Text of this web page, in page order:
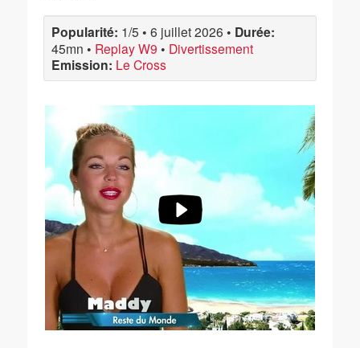
Popularité: 1/5 • 6 juillet 2026 • Durée:
45mn • Replay W9 • Divertissement
Emission: Le Cross